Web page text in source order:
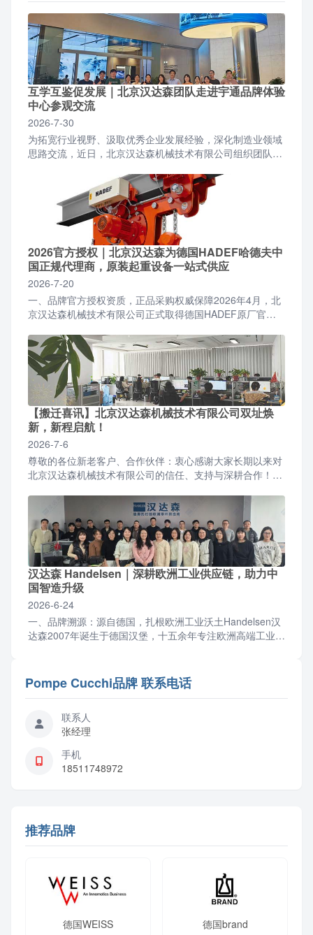
互学互鉴促发展｜北京汉达森团队走进宇通品牌体验
中心参观交流
2026-7-30
为拓宽行业视野、汲取优秀企业发展经验，深化制造业领域
思路交流，近日，北京汉达森机械技术有限公司组织团队前
2026官方授权｜北京汉达森为德国HADEF哈德夫中
国正规代理商，原装起重设备一站式供应
2026-7-20
一、品牌官方授权资质，正品采购权威保障2026年4月，北
京汉达森机械技术有限公司正式取得德国HADEF原厂官方
【搬迁喜讯】北京汉达森机械技术有限公司双址焕
新，新程启航！
2026-7-6
尊敬的各位新老客户、合作伙伴：衷心感谢大家长期以来对
北京汉达森机械技术有限公司的信任、支持与深耕合作！伴
境、升...
汉达森 Handelsen｜深耕欧洲工业供应链，助力中
国智造升级
2026-6-24
一、品牌溯源：源自德国，扎根欧洲工业沃土Handelsen汉
达森2007年诞生于德国汉堡，十五余年专注欧洲高端工业零
Pompe Cucchi品牌 联系电话
联系人
张经理
手机
18511748972
推荐品牌
德国WEISS 德国brand